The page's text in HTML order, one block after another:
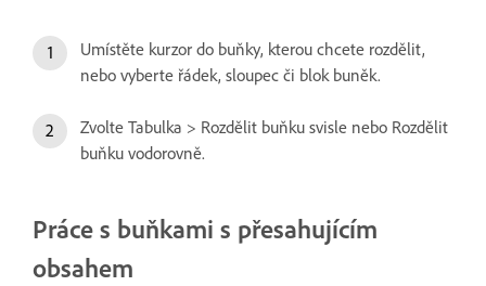
Umístěte kurzor do buňky, kterou chcete rozdělit,
nebo vyberte řádek, sloupec či blok buněk.
Zvolte Tabulka > Rozdělit buňku svisle nebo Rozdělit
buňku vodorovně.
Práce s buňkami s přesahujícím
obsahem